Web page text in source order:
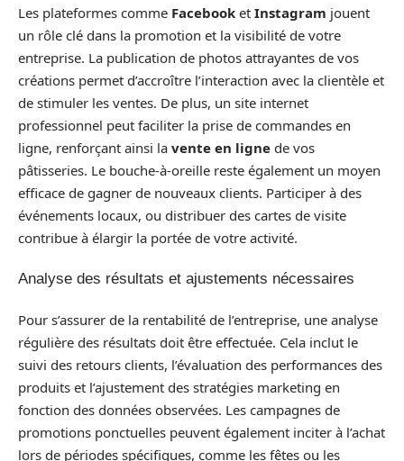
Les plateformes comme Facebook et Instagram jouent
un rôle clé dans la promotion et la visibilité de votre
entreprise. La publication de photos attrayantes de vos
créations permet d’accroître l’interaction avec la clientèle et
de stimuler les ventes. De plus, un site internet
professionnel peut faciliter la prise de commandes en
ligne, renforçant ainsi la vente en ligne de vos
pâtisseries. Le bouche-à-oreille reste également un moyen
efficace de gagner de nouveaux clients. Participer à des
événements locaux, ou distribuer des cartes de visite
contribue à élargir la portée de votre activité.
Analyse des résultats et ajustements nécessaires
Pour s’assurer de la rentabilité de l’entreprise, une analyse
régulière des résultats doit être effectuée. Cela inclut le
suivi des retours clients, l’évaluation des performances des
produits et l’ajustement des stratégies marketing en
fonction des données observées. Les campagnes de
promotions ponctuelles peuvent également inciter à l’achat
lors de périodes spécifiques, comme les fêtes ou les